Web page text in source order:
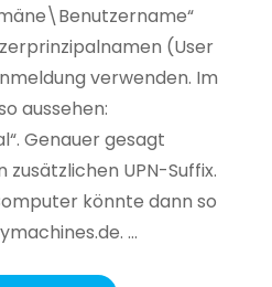
(User
verwenden. Im
aussehen:
Genauer gesagt
UPN-Suffix.
könnte dann so
…